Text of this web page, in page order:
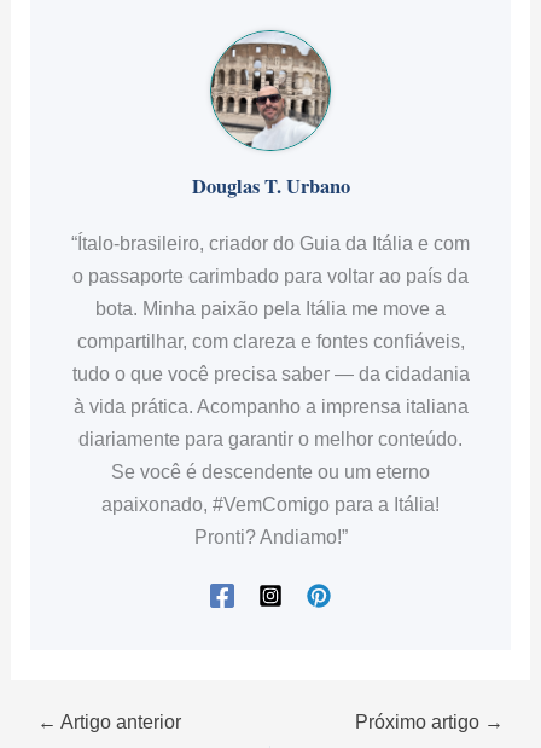
Douglas T. Urbano
“Ítalo-brasileiro, criador do Guia da Itália e com
o passaporte carimbado para voltar ao país da
bota. Minha paixão pela Itália me move a
compartilhar, com clareza e fontes confiáveis,
tudo o que você precisa saber — da cidadania
à vida prática. Acompanho a imprensa italiana
diariamente para garantir o melhor conteúdo.
Se você é descendente ou um eterno
apaixonado, #VemComigo para a Itália!
Pronti? Andiamo!”
← Artigo anterior
Próximo artigo →